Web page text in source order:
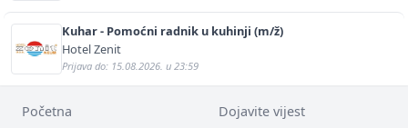
Kuhar - Pomoćni radnik u kuhinji (m/ž)
Hotel Zenit
Prijava do: 15.08.2026. u 23:59
Početna Dojavite vijest